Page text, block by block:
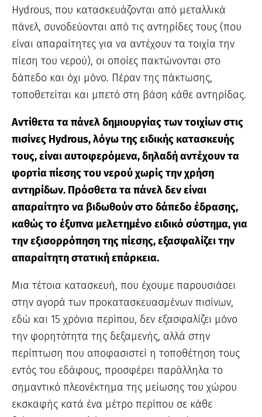
Hydrous, που κατασκευάζονται από μεταλλικά
πάνελ, συνοδεύονται από τις αντηρίδες τους (που
είναι απαραίτητες για να αντέχουν τα τοιχία την
πίεση του νερού), οι οποίες πακτώνονται στο
δάπεδο και όχι μόνο. Πέραν της πάκτωσης,
τοποθετείται και μπετό στη βάση κάθε αντηρίδας.
Αντίθετα τα πάνελ δημιουργίας των τοιχίων στις
πισίνες Hydrous, λόγω της ειδικής κατασκευής
τους, είναι αυτοφερόμενα, δηλαδή αντέχουν τα
φορτία πίεσης του νερού χωρίς την χρήση
αντηρίδων. Πρόσθετα τα πάνελ δεν είναι
απαραίτητο να βιδωθούν στο δάπεδο έδρασης,
καθώς το έξυπνα μελετημένο ειδικό σύστημα, για
την εξισορρόπηση της πίεσης, εξασφαλίζει την
απαραίτητη στατική επάρκεια.
Μια τέτοια κατασκευή, που έχουμε παρουσιάσει
στην αγορά των προκατασκευασμένων πισίνων,
εδώ και 15 χρόνια περίπου, δεν εξασφαλίζει μόνο
την φορητότητα της δεξαμενής, αλλά στην
περίπτωση που αποφασιστεί η τοποθέτηση τους
εντός του εδάφους, προσφέρει παράλληλα το
σημαντικό πλεονέκτημα της μείωσης του χώρου
εκσκαφής κατά ένα μέτρο περίπου σε κάθε